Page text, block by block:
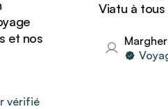
nos
Viatu à tous